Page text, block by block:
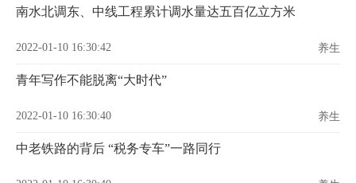
南水北调东、中线工程累计调水量达五百亿立方米
2022-01-10 16:30:42 养生
青年写作不能脱离“大时代”
2022-01-10 16:30:40 养生
中老铁路的背后 “税务专车”一路同行